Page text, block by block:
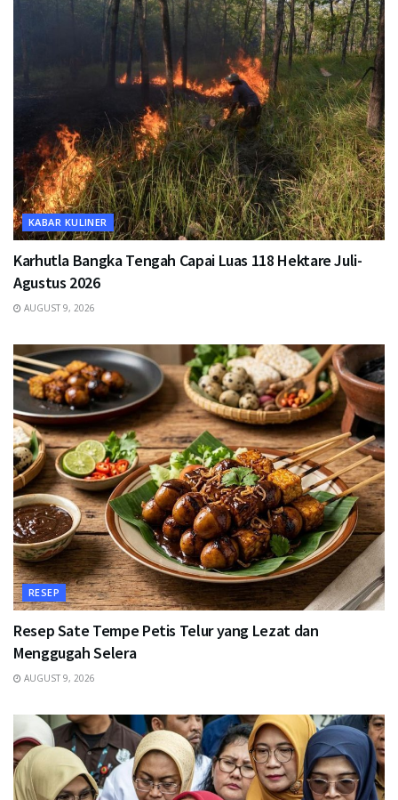
KABAR KULINER
Karhutla Bangka Tengah Capai Luas 118 Hektare Juli-
Agustus 2026
AUGUST 9, 2026
RESEP
Resep Sate Tempe Petis Telur yang Lezat dan
Menggugah Selera
AUGUST 9, 2026